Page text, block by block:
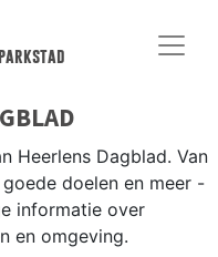
Heerlens Dagblad. Van
doelen en meer -
informatie over
en omgeving.